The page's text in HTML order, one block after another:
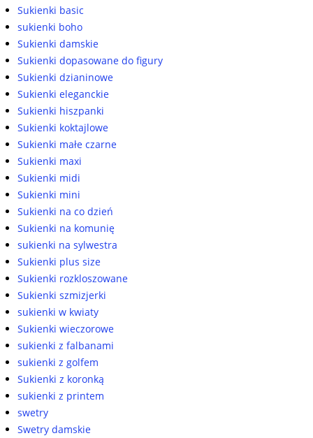
Sukienki basic
sukienki boho
Sukienki damskie
Sukienki dopasowane do figury
Sukienki dzianinowe
Sukienki eleganckie
Sukienki hiszpanki
Sukienki koktajlowe
Sukienki małe czarne
Sukienki maxi
Sukienki midi
Sukienki mini
Sukienki na co dzień
Sukienki na komunię
sukienki na sylwestra
Sukienki plus size
Sukienki rozkloszowane
Sukienki szmizjerki
sukienki w kwiaty
Sukienki wieczorowe
sukienki z falbanami
sukienki z golfem
Sukienki z koronką
sukienki z printem
swetry
Swetry damskie